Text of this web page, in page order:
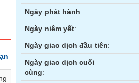
Ngày phát hành:
Ngày niêm yết:
Ngày giao dịch đầu tiên:
Ngày giao dịch cuối
cùng: